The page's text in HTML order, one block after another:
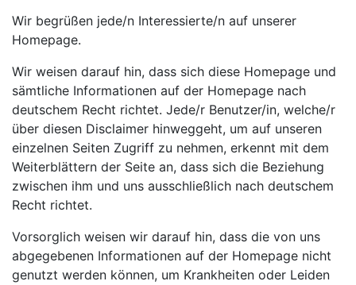
Wir begrüßen jede/n Interessierte/n auf unserer
Homepage.
Wir weisen darauf hin, dass sich diese Homepage und
sämtliche Informationen auf der Homepage nach
deutschem Recht richtet. Jede/r Benutzer/in, welche/r
über diesen Disclaimer hinweggeht, um auf unseren
einzelnen Seiten Zugriff zu nehmen, erkennt mit dem
Weiterblättern der Seite an, dass sich die Beziehung
zwischen ihm und uns ausschließlich nach deutschem
Recht richtet.
Vorsorglich weisen wir darauf hin, dass die von uns
abgegebenen Informationen auf der Homepage nicht
genutzt werden können, um Krankheiten oder Leiden